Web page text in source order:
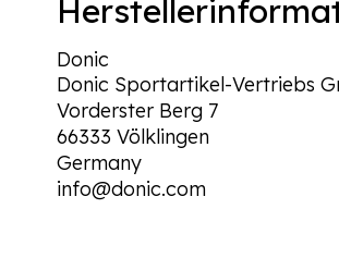
Donic
Donic Sportartikel-Vertriebs
Vorderster Berg 7
66333 Völklingen
Germany
info@donic.com